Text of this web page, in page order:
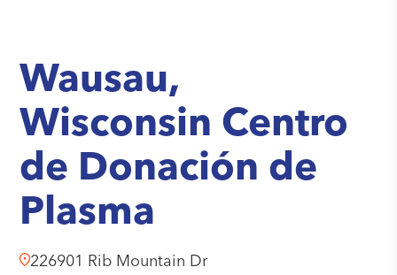
Wausau,
Wisconsin Centro
de Donación de
Plasma
226901 Rib Mountain Dr